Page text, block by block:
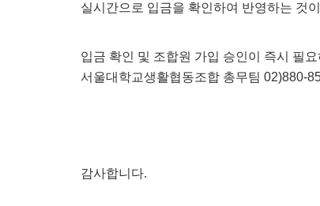
실시간으로 입금을 확인하여 반영하는 것
입금 확인 및 조합원 가입 승인이 즉시 필
서울대학교생활협동조합 총무팀 02)880-
감사합니다.